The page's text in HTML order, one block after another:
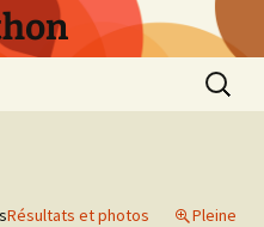
Résultats et photos
Pleine